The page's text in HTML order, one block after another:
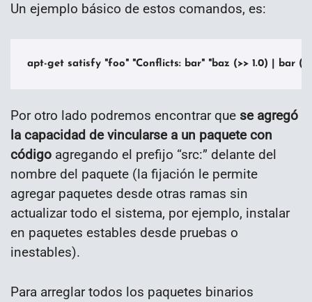
Un ejemplo básico de estos comandos, es:
apt-get satisfy "foo" "Conflicts: bar" "baz (>> 1.0) | bar (=
Por otro lado podremos encontrar que se agregó
la capacidad de vincularse a un paquete con
código agregando el prefijo “src:” delante del
nombre del paquete (la fijación le permite
agregar paquetes desde otras ramas sin
actualizar todo el sistema, por ejemplo, instalar
en paquetes estables desde pruebas o
inestables).
Para arreglar todos los paquetes binarios